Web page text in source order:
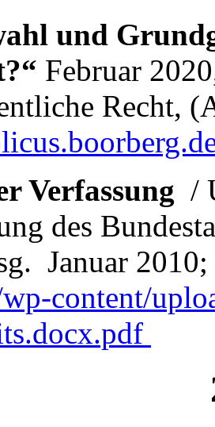
und
Februar
Recht,
Verfassung /
des
Januar
content/